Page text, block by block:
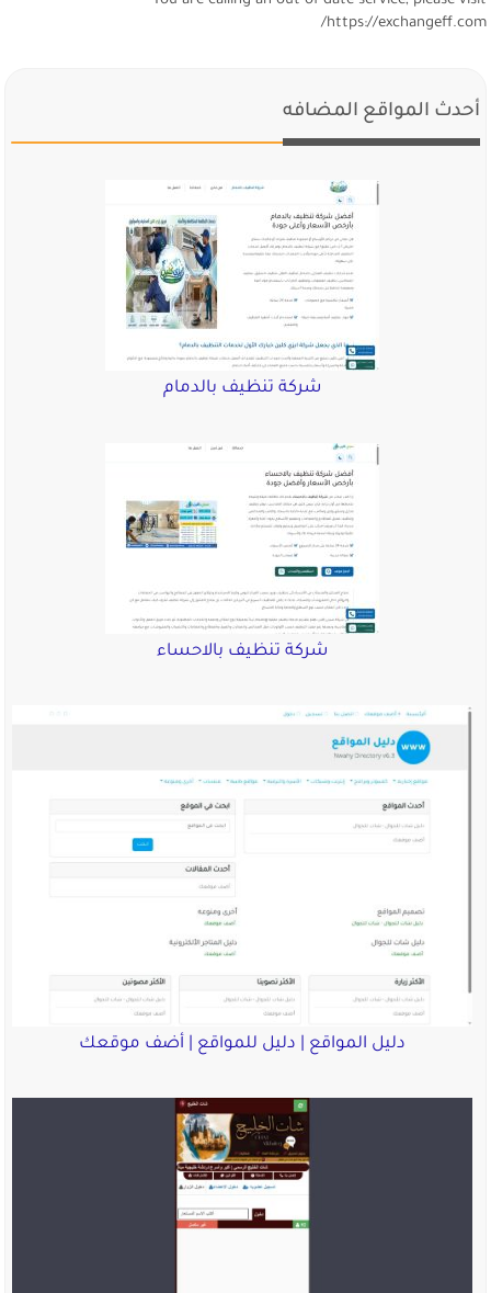
https://exchangeff.com/
أحدث المواقع المضافه
شركة تنظيف بالدمام
شركة تنظيف بالاحساء
دليل المواقع | دليل للمواقع | أضف موقعك